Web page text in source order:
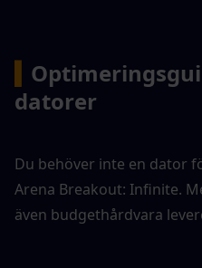
datorer
Du behöver inte en dator
Arena Breakout: Infinite.
även budgethårdvara